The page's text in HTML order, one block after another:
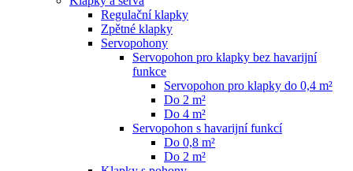
Regulační klapky
Zpětné klapky
Servopohony
Servopohon pro klapky bez havarijní
funkce
Servopohon pro klapky do 0,4 m²
Do 2 m²
Do 4 m²
Servopohon s havarijní funkcí
Do 0,8 m²
Do 2 m²